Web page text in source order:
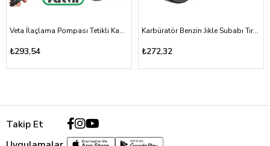
Veta İlaçlama Pompası Tetikli Kabze Akülü, Mekanik 16A, 16T
₺293,54
Karbüratör Benzin Jikle Subabı Tırpan ve Testere Vidalı Tip
₺272,32
Takip Et